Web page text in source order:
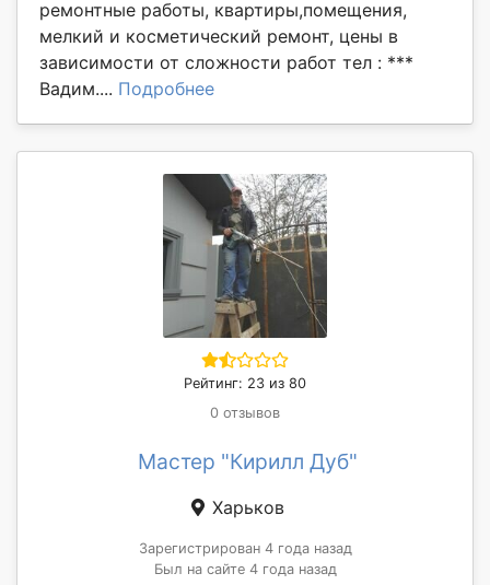
ремонтные работы, квартиры,помещения,
мелкий и косметический ремонт, цены в
зависимости от сложности работ тел : ***
Вадим.... Подробнее
Рейтинг: 23 из 80
0 отзывов
Мастер "Кирилл Дуб"
Харьков
Зарегистрирован 4 года назад
Был на сайте 4 года назад